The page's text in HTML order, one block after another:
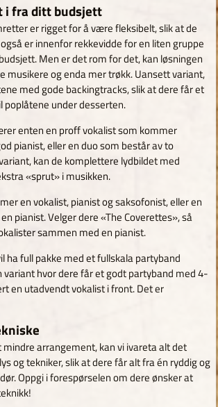
i fra ditt budsjett
er rigget for å være fleksibelt, slik at de
er innenfor rekkevidde for en liten gruppe
Men er det rom for det, kan løsningen
musikere og enda mer trøkk. Uansett variant,
med gode backingtracks, slik at dere får et
poplåtene under desserten.
enten en proff vokalist som kommer
pianist, eller en duo som består av to
kan de komplettere lydbildet med
«sprut» i musikken.
en vokalist, pianist og saksofonist, eller en
pianist. Velger dere «The Coverettes», så
sammen med en pianist.
ha full pakke med et fullskala partyband
variant hvor dere får et godt partyband med 4-
en utadvendt vokalist i front. Det er
arrangement, kan vi ivareta alt det
og tekniker, slik at dere får alt fra én ryddig og
Oppgi i forespørselen om dere ønsker at